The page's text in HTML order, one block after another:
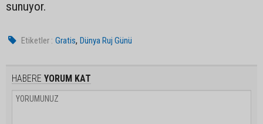
sunuyor.
Etiketler : Gratis,Dünya Ruj Günü
HABERE YORUM KAT